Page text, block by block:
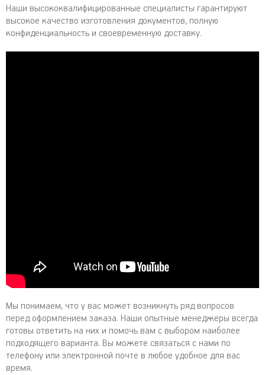
Наши высококвалифицированные специалисты гарантируют
высокое качество изготовления документов, полную
конфиденциальность и своевременную доставку.
Мы понимаем, что у вас может возникнуть ряд вопросов
перед оформлением заказа. Наши опытные менеджеры всегда
готовы ответить на них и помочь вам с выбором наиболее
подходящего варианта. Вы можете связаться с нами по
телефону или электронной почте в любое удобное для вас
время.